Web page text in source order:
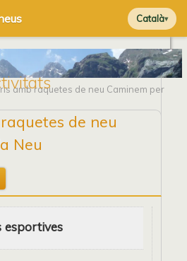
Català
amb raquetes de neu Caminem per
de neu
Neu
esportives